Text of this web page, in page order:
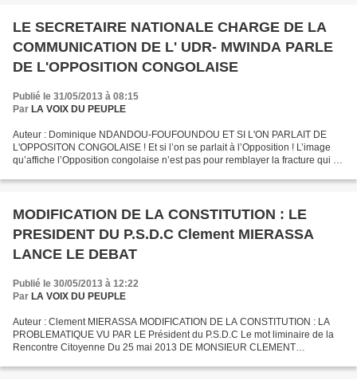
LE SECRETAIRE NATIONALE CHARGE DE LA
COMMUNICATION DE L' UDR- MWINDA PARLE
DE L'OPPOSITION CONGOLAISE
Publié le 31/05/2013 à 08:15
Par LA VOIX DU PEUPLE
Auteur : Dominique NDANDOU-FOUFOUNDOU ET SI L'ON PARLAIT DE
L'OPPOSITON CONGOLAISE ! Et si l’on se parlait à l’Opposition ! L’image
qu’affiche l’Opposition congolaise n’est pas pour remblayer la fracture qui se
MODIFICATION DE LA CONSTITUTION : LE
PRESIDENT DU P.S.D.C Clement MIERASSA
LANCE LE DEBAT
Publié le 30/05/2013 à 12:22
Par LA VOIX DU PEUPLE
Auteur : Clement MIERASSA MODIFICATION DE LA CONSTITUTION : LA
PROBLEMATIQUE VU PAR LE Président du P.S.D.C Le mot liminaire de la
Rencontre Citoyenne Du 25 mai 2013 DE MONSIEUR CLEMENT
(PSDC) Sur...